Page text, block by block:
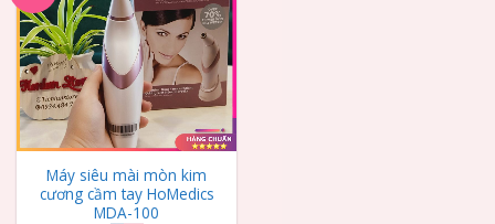
Máy siêu mài mòn kim
cương cầm tay HoMedics
MDA-100